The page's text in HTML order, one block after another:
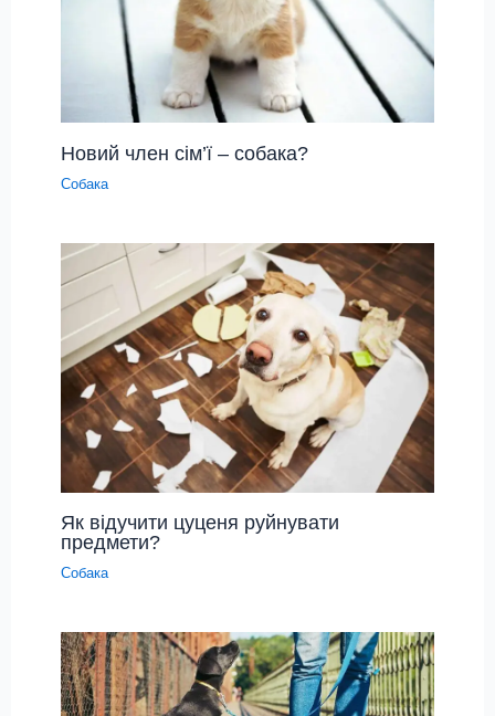
Новий член сім’ї – собака?
Собака
Як відучити цуценя руйнувати
предмети?
Собака